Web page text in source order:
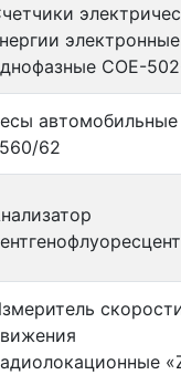
электронные
СОЕ-
автомобильные
62